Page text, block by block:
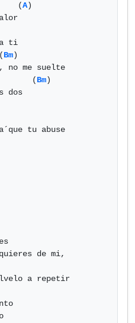
(A)
ti
Bm)
no me suelte
(Bm)
dos
tu abuse
de mi,
a repetir